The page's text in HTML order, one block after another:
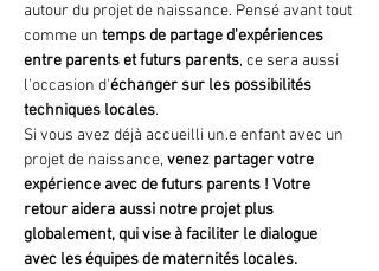
autour du projet de naissance. Pensé avant tout
comme un temps de partage d'expériences ​
entre parents et futurs parents, ce sera aussi
l'occasion d'échanger sur les possibilités
techniques locales.
Si vous avez déjà accueilli un.e enfant avec un
projet de naissance, venez partager votre
expérience avec de futurs parents ! Votre
retour aidera aussi notre projet plus
globalement, qui vise à faciliter le dialogue
avec les équipes de maternités locales.